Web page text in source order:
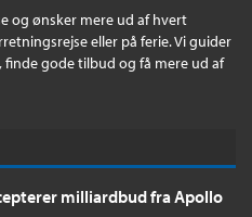
og ønsker mere ud af hvert
eller på ferie. Vi guider
gode tilbud og få mere ud af
milliardbud fra Apollo